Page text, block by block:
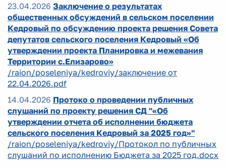
23.04.2026 Заключение о результатах
общественных обсуждений в сельском поселении
Кедровый по обсуждению проекта решения Совета
депутатов сельского поселения Кедровый «Об
утверждении проекта Планировка и межевания
Территории с.Елизарово»
/raion/poseleniya/kedroviy/заключение от
22.04.2026.pdf
14.04.2026 Протоко о проведении публичных
слушаний по проекту решения СД "«Об
утверждении отчета об исполнении бюджета
сельского поселения Кедровый за 2025 год»"
/raion/poseleniya/kedroviy/Протокол по публичных
слушаний по исполнению Бюджета за 2025 год.docx